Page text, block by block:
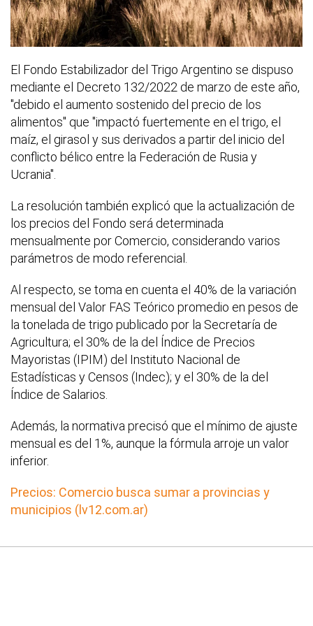
El Fondo Estabilizador del Trigo Argentino se dispuso
mediante el Decreto 132/2022 de marzo de este año,
"debido el aumento sostenido del precio de los
alimentos" que "impactó fuertemente en el trigo, el
maíz, el girasol y sus derivados a partir del inicio del
conflicto bélico entre la Federación de Rusia y
Ucrania".
La resolución también explicó que la actualización de
los precios del Fondo será determinada
mensualmente por Comercio, considerando varios
parámetros de modo referencial.
Al respecto, se toma en cuenta el 40% de la variación
mensual del Valor FAS Teórico promedio en pesos de
la tonelada de trigo publicado por la Secretaría de
Agricultura; el 30% de la del Índice de Precios
Mayoristas (IPIM) del Instituto Nacional de
Estadísticas y Censos (Indec); y el 30% de la del
Índice de Salarios.
Además, la normativa precisó que el mínimo de ajuste
mensual es del 1%, aunque la fórmula arroje un valor
inferior.
Precios: Comercio busca sumar a provincias y
municipios (lv12.com.ar)